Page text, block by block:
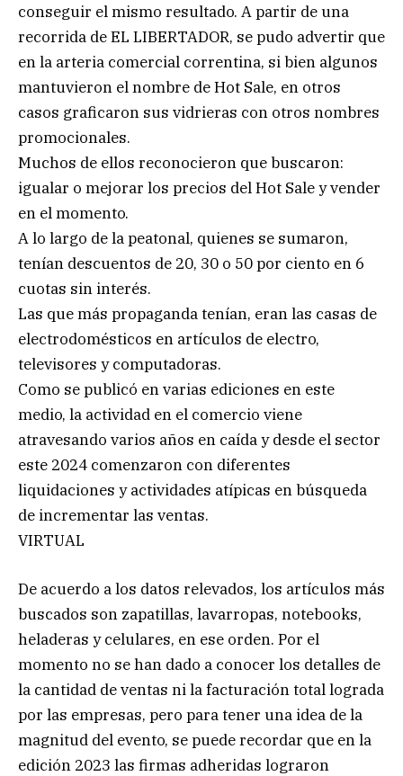
conseguir el mismo resultado. A partir de una
recorrida de EL LIBERTADOR, se pudo advertir que
en la arteria comercial correntina, si bien algunos
mantuvieron el nombre de Hot Sale, en otros
casos graficaron sus vidrieras con otros nombres
promocionales.
Muchos de ellos reconocieron que buscaron:
igualar o mejorar los precios del Hot Sale y vender
en el momento.
A lo largo de la peatonal, quienes se sumaron,
tenían descuentos de 20, 30 o 50 por ciento en 6
cuotas sin interés.
Las que más propaganda tenían, eran las casas de
electrodomésticos en artículos de electro,
televisores y computadoras.
Como se publicó en varias ediciones en este
medio, la actividad en el comercio viene
atravesando varios años en caída y desde el sector
este 2024 comenzaron con diferentes
liquidaciones y actividades atípicas en búsqueda
de incrementar las ventas.
VIRTUAL
De acuerdo a los datos relevados, los artículos más
buscados son zapatillas, lavarropas, notebooks,
heladeras y celulares, en ese orden. Por el
momento no se han dado a conocer los detalles de
la cantidad de ventas ni la facturación total lograda
por las empresas, pero para tener una idea de la
magnitud del evento, se puede recordar que en la
edición 2023 las firmas adheridas lograron